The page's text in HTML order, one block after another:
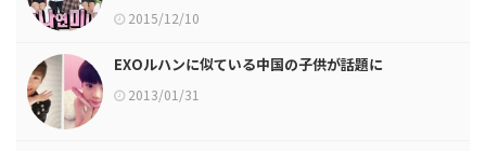
2015/12/10
EXOルハンに似ている中国の子供が話題に
2013/01/31